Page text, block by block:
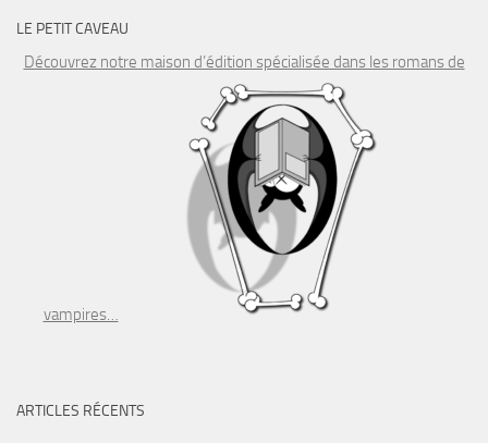
LE PETIT CAVEAU
Découvrez notre maison d’édition spécialisée dans les romans de
vampires…
ARTICLES RÉCENTS